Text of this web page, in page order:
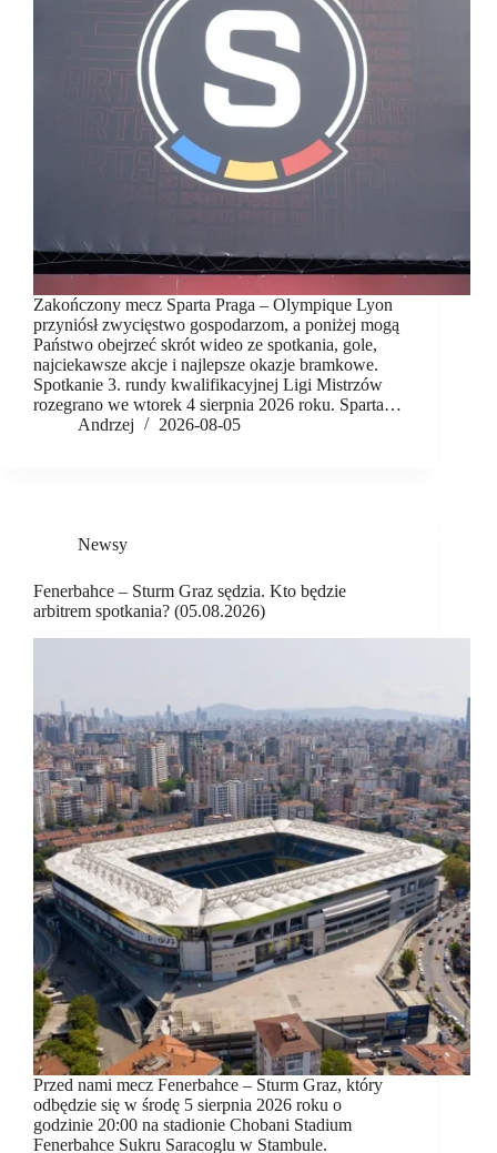
Zakończony mecz Sparta Praga – Olympique Lyon
przyniósł zwycięstwo gospodarzom, a poniżej mogą
Państwo obejrzeć skrót wideo ze spotkania, gole,
najciekawsze akcje i najlepsze okazje bramkowe.
Spotkanie 3. rundy kwalifikacyjnej Ligi Mistrzów
rozegrano we wtorek 4 sierpnia 2026 roku. Sparta…
Andrzej
2026-08-05
Newsy
Fenerbahce – Sturm Graz sędzia. Kto będzie
arbitrem spotkania? (05.08.2026)
Przed nami mecz Fenerbahce – Sturm Graz, który
odbędzie się w środę 5 sierpnia 2026 roku o
godzinie 20:00 na stadionie Chobani Stadium
Fenerbahce Sukru Saracoglu w Stambule.